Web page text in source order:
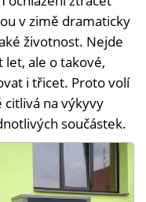
v zimě dramaticky
životnost. Nejde
ale o takové,
i třicet. Proto volí
na výkyvy
součástek.